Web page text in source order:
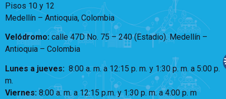
Pisos 10 y 12
Medellín – Antioquia, Colombia
Velódromo:calle 47D No. 75 – 240 (Estadio). Medellín –
Antioquia – Colombia
Lunes a jueves: 8:00 a. m. a 12:15 p. m. y 1:30 p. m. a 5:00 p.
m.
Viernes:8:00 a. m. a 12:15 p.m. y 1:30 p. m. a 4:00 p. m